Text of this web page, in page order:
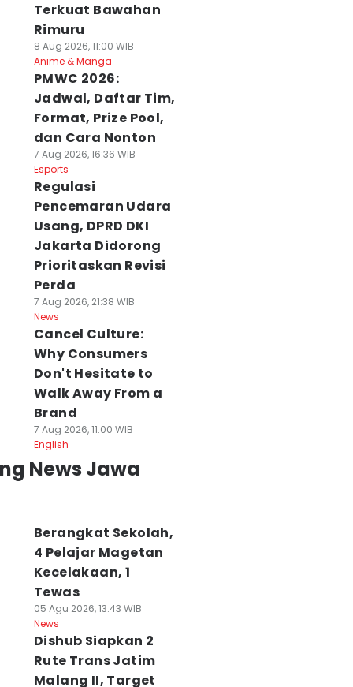
Nenek
Tahun di
Dibekuk
Agu 2026, 10:06 WIB
Diduga Diserobot,
Rahmat Surabaya
Protes
Terkuat Bawahan
Rimuru
8 Aug 2026, 11:00 WIB
Anime & Manga
PMWC 2026:
Jadwal, Daftar Tim,
Format, Prize Pool,
dan Cara Nonton
7 Aug 2026, 16:36 WIB
Esports
Regulasi
Pencemaran Udara
Usang, DPRD DKI
Jakarta Didorong
Prioritaskan Revisi
Perda
7 Aug 2026, 21:38 WIB
News
Cancel Culture:
Why Consumers
Don't Hesitate to
Walk Away From a
Brand
7 Aug 2026, 11:00 WIB
English
News Jawa
Berangkat Sekolah,
4 Pelajar Magetan
Kecelakaan, 1
Tewas
05 Agu 2026, 13:43 WIB
News
Dishub Siapkan 2
Rute Trans Jatim
Malang II, Target